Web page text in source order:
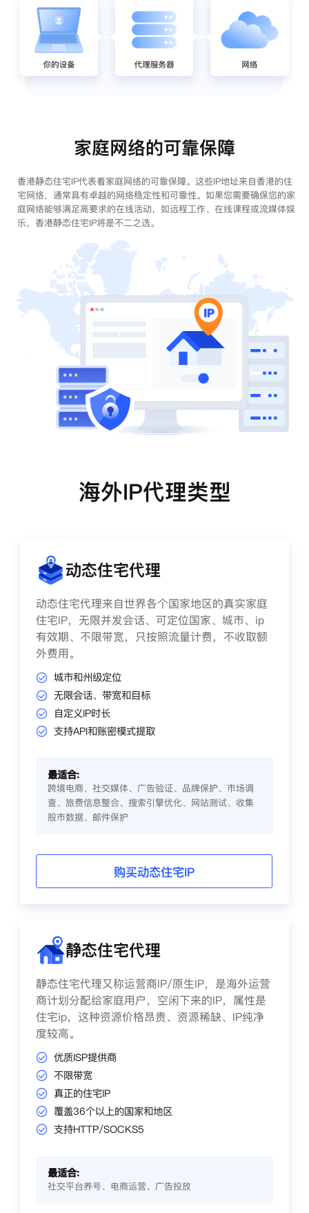
家庭网络的可靠保障
香港静态住宅IP代表着家庭网络的可靠保障。这些IP地址来自香港的住
宅网络，通常具有卓越的网络稳定性和可靠性。如果您需要确保您的家
庭网络能够满足高要求的在线活动，如远程工作、在线课程或流媒体娱
乐，香港静态住宅IP将是不二之选。
海外IP代理类型
动态住宅代理
动态住宅代理来自世界各个国家地区的真实家庭
住宅IP，无限并发会话、可定位国家、城市、ip
有效期、不限带宽，只按照流量计费，不收取额
外费用。
城市和州级定位
无限会话、带宽和目标
自定义IP时长
支持API和账密模式提取
最适合:
跨境电商、社交媒体、广告验证、品牌保护、市场调
查、旅费信息整合、搜索引擎优化、网站测试、收集
股市数据、邮件保护
购买动态住宅IP
静态住宅代理
静态住宅代理又称运营商IP/原生IP，是海外运营
商计划分配给家庭用户，空闲下来的IP，属性是
住宅ip，这种资源价格昂贵、资源稀缺、IP纯净
度较高。
优质ISP提供商
不限带宽
真正的住宅IP
覆盖36个以上的国家和地区
支持HTTP/SOCKS5
最适合:
社交平台养号、电商运营、广告投放